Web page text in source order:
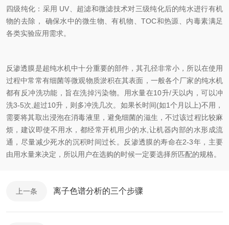
四级纯化：采用 UV、超滤和微滤技术对三级纯化后的纯水进行有机
物的去除， 确保水中的微生物、有机物、TOC和热源、内毒素满足
各类实验应用需求。
反渗透膜是超纯水机中十分重要的部件，其孔径非常小，所以在使用
过程中常常有细菌等微观物质淤积在其表面，一般各个厂家的纯水机
都有反冲洗功能，旨在洗掉污染物。用水量在10升/天以内，可以冲
洗3-5次,超过10升，则多冲洗几次。如果长时间(如1个月以上)不用，
需要将其取出浸泡在消毒液里，避免细菌的滋生，不过该过程比较麻
烦，建议即使不用水，都经常开机用少的水,让机器内部的水形成流
通，尽量减少死水的沉积时间过长。反渗透膜的寿命在2-3年，主要
由用水量来决定，所以用户在选购的时候一定要选择所匹配的规格。
上一条 离子色谱分析的三个步骤